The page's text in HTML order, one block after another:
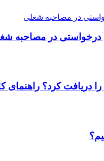
کرد؟ راهنمای